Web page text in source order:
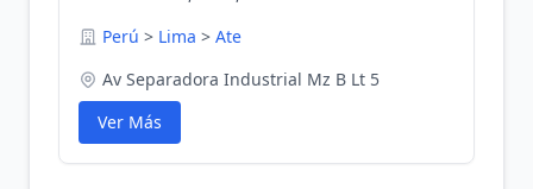
Perú > Lima > Ate
Av Separadora Industrial Mz B Lt 5
Ver Más